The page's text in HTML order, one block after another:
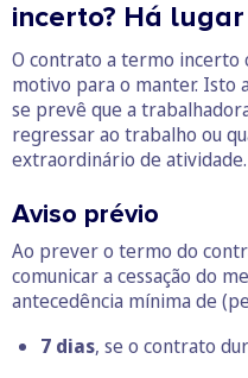
incerto? Há
O contrato a termo incerto
motivo para o manter. Isto
se prevê que a
regressar ao trabalho ou
extraordinário de atividade.
Aviso prévio
Ao prever o termo do
comunicar a cessação do
antecedência mínima de
7 dias, se o contrato